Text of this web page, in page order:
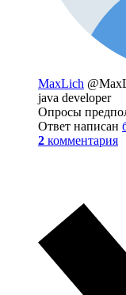
MaxLich
java developer
Опросы
Ответ написан
2 комментария